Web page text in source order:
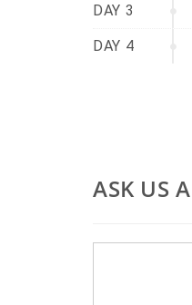
DAY 3
DAY 4
ASK US